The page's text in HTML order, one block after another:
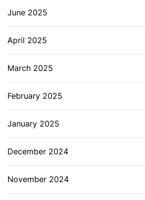
June 2025
April 2025
March 2025
February 2025
January 2025
December 2024
November 2024